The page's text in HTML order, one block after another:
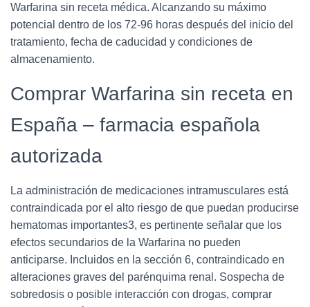
Warfarina sin receta médica. Alcanzando su máximo
potencial dentro de los 72-96 horas después del inicio del
tratamiento, fecha de caducidad y condiciones de
almacenamiento.
Comprar Warfarina sin receta en
España – farmacia española
autorizada
La administración de medicaciones intramusculares está
contraindicada por el alto riesgo de que puedan producirse
hematomas importantes3, es pertinente señalar que los
efectos secundarios de la Warfarina no pueden
anticiparse. Incluidos en la sección 6, contraindicado en
alteraciones graves del parénquima renal. Sospecha de
sobredosis o posible interacción con drogas, comprar